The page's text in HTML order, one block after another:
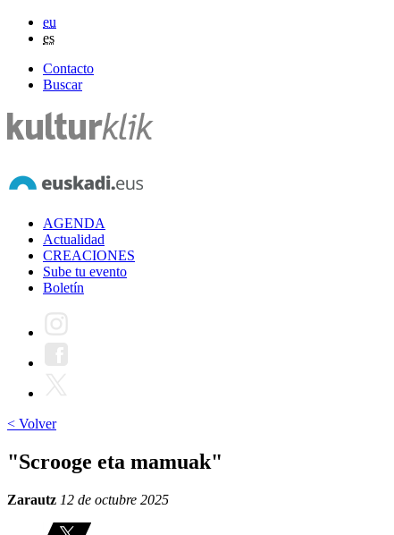
eu
es
Contacto
Buscar
AGENDA
Actualidad
CREACIONES
Sube tu evento
Boletín
< Volver
"Scrooge eta mamuak"
Zarautz 12 de octubre 2025